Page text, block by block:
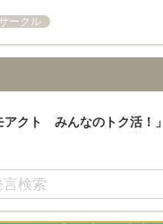
ークル
アクト みんなのトク活！